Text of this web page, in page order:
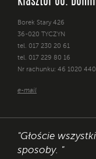
Borek Stary 426
36-020 TYCZYN
tel. 017 230 20 61
tel. 017 229 80 16
Nr rachunku: 46 1020
e-mail
"Głoście
sposoby. "